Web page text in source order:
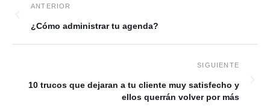
¿Cómo administrar tu agenda?
10 trucos que dejaran a tu cliente muy satisfecho y
ellos querrán volver por más